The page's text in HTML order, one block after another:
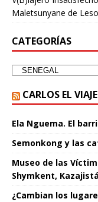
Maletsunyane de
CATEGORÍAS
CARLOS EL
Ela Nguema. El
Semonkong y las
Museo de las
Shymkent,
¿Cambian los